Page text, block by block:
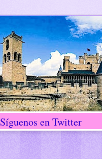
Síguenos en Twitter